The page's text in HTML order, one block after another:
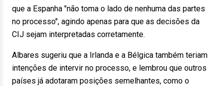
que a Espanha "não toma o lado de nenhuma das partes
no processo", agindo apenas para que as decisões da
CIJ sejam interpretadas corretamente.
Albares sugeriu que a Irlanda e a Bélgica também teriam
intenções de intervir no processo, e lembrou que outros
países já adotaram posições semelhantes, como o